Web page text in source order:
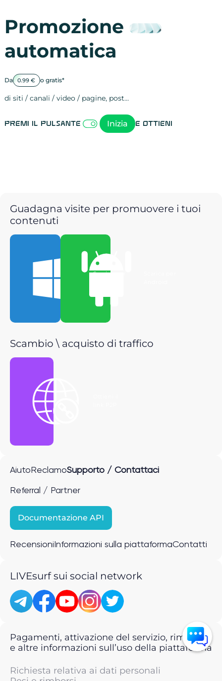
Promozione
automatica
Da 0.99 € o gratis*
di siti / canali / video / pagine, post…
Premi il pulsante Inizia e ottieni
Guadagna visite per promuovere i tuoi
contenuti
Scarica per
Scambio \ acquisto di traffico
Aiuto ReclamoSupporto / Contattaci
Referral / Partner
Documentazione API
Recensioni Informazioni sulla piattaformaContatti
LIVEsurf sui social network
Pagamenti, attivazione del servizio, rimborsi
e altre informazioni sull’uso della piattaforma
Richiesta relativa ai dati personali